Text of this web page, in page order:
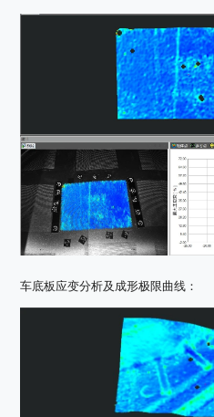
车底板应变分析及成形极限曲线：